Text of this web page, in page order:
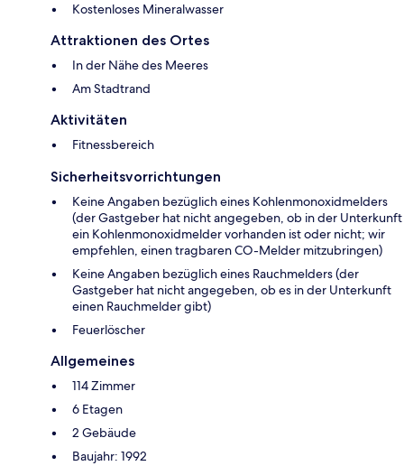
Kostenloses Mineralwasser
Attraktionen des Ortes
In der Nähe des Meeres
Am Stadtrand
Aktivitäten
Fitnessbereich
Sicherheitsvorrichtungen
Keine Angaben bezüglich eines Kohlenmonoxidmelders
(der Gastgeber hat nicht angegeben, ob in der Unterkunft
ein Kohlenmonoxidmelder vorhanden ist oder nicht; wir
empfehlen, einen tragbaren CO-Melder mitzubringen)
Keine Angaben bezüglich eines Rauchmelders (der
Gastgeber hat nicht angegeben, ob es in der Unterkunft
einen Rauchmelder gibt)
Feuerlöscher
Allgemeines
114 Zimmer
6 Etagen
2 Gebäude
Baujahr: 1992